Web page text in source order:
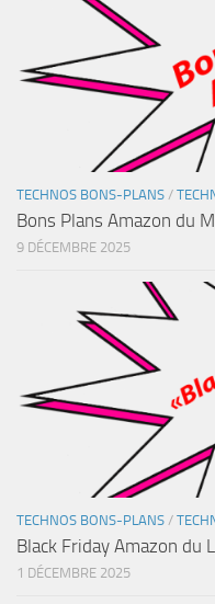
TECHNOS BONS-PLANS /
Bons Plans Amazon du
9 DÉCEMBRE 2025
TECHNOS BONS-PLANS /
Black Friday Amazon du
1 DÉCEMBRE 2025